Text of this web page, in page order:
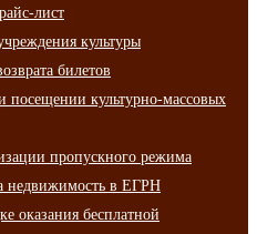
лист
культуры
билетов
культурно-массовых
пропускного режима
недвижимость в ЕГРН
оказания бесплатной